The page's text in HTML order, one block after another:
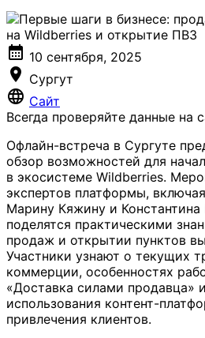
calendar_month 10 сентября, 2025
location_on Сургут
language Сайт
Всегда проверяйте данные на
Офлайн-встреча в Сургуте
обзор возможностей для
в экосистеме Wildberries.
экспертов платформы,
Марину Кяжину и
поделятся практическими
продаж и открытии пунктов
Участники узнают о текущих
коммерции, особенностях
«Доставка силами продавца»
использования контент-
привлечения клиентов.